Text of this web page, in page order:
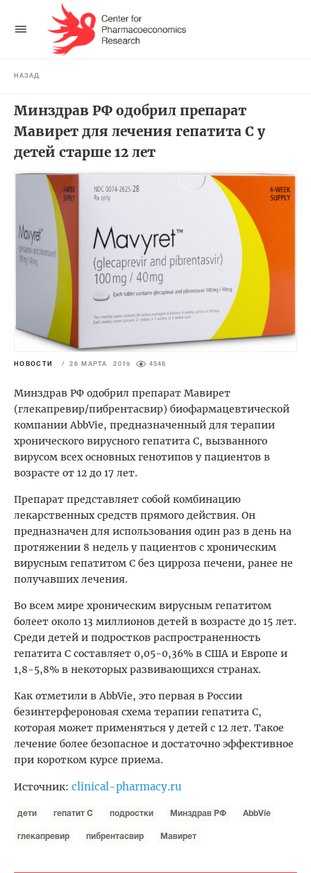
НАЗАД
Минздрав РФ одобрил препарат
Мавирет для лечения гепатита С у
детей старше 12 лет
НОВОСТИ / 26 МАРТА 2019 4546
Минздрав РФ одобрил препарат Мавирет
(глекапревир/пибрентасвир) биофармацевтической
компании AbbVie, предназначенный для терапии
хронического вирусного гепатита С, вызванного
вирусом всех основных генотипов у пациентов в
возрасте от 12 до 17 лет.
Препарат представляет собой комбинацию
лекарственных средств прямого действия. Он
предназначен для использования один раз в день на
протяжении 8 недель у пациентов с хроническим
вирусным гепатитом С без цирроза печени, ранее не
получавших лечения.
Во всем мире хроническим вирусным гепатитом
болеет около 13 миллионов детей в возрасте до 15 лет.
Среди детей и подростков распространенность
гепатита С составляет 0,05-0,36% в США и Европе и
1,8-5,8% в некоторых развивающихся странах.
Как отметили в AbbVie, это первая в России
безинтерфероновая схема терапии гепатита С,
которая может применяться у детей с 12 лет. Такое
лечение более безопасное и достаточно эффективное
при коротком курсе приема.
Источник: clinical-pharmacy.ru
дети гепатит С подростки Минздрав РФ AbbVie
глекапревир пибрентасвир Мавирет